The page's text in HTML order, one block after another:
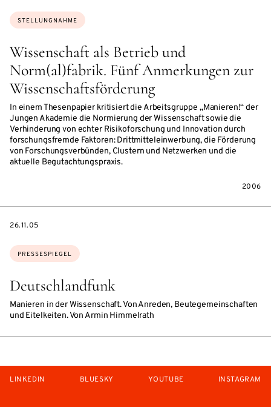
Wissenschaft als Betrieb und
Norm(al)fabrik. Fünf Anmerkungen zur
Wissenschaftsförderung
In einem Thesenpapier kritisiert die Arbeitsgruppe „Manieren!“ der
Jungen Akademie die Normierung der Wissenschaft sowie die
Verhinderung von echter Risikoforschung und Innovation durch
forschungsfremde Faktoren: Drittmitteleinwerbung, die Förderung
von Forschungsverbünden, Clustern und Netzwerken und die
aktuelle Begutachtungspraxis.
Themen:
STELLUNGNAHME
2006
Deutschlandfunk
Manieren in der Wissenschaft. Von Anreden, Beutegemeinschaften
und Eitelkeiten. Von Armin Himmelrath
Themen:
PRESSESPIEGEL
DATE
26.11.05
LINKEDIN BLUESKY YOUTUBE INSTAGRAM